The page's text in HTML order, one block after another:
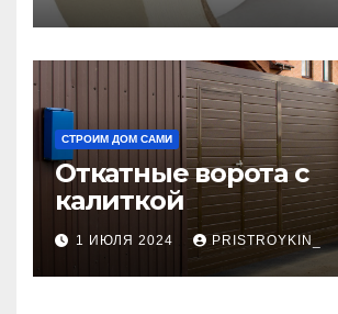
СТРОИМ ДОМ САМИ
Откатные ворота с
калиткой
1 ИЮЛЯ 2024 PRISTROYKIN_